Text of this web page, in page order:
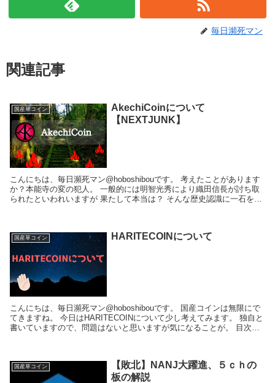
毎日瀕死マン
関連記事
国産草コイン
AkechiCoinについて
【NEXTJUNK】
こんにちは、毎日瀕死マン@hoboshibouです。 考えたことがあります
か？本能寺の変の犯人。 一般的には明智光秀により織田信長が討ち取
られたといわれいますが 果たして本当は？ そんな歴史認識に一石を投
国産草コイン HARITECOINについて
こんにちは、毎日瀕死マン@hoboshibouです。 国産コインは無限にで
てきますね。 今日はHARITECOINについて少し考えてみます。 独自と
書いていますので、問題はないと思いますが気になることが。 目次
国産草コイン
【敗北】NANJ大躍進、５ｃｈの
板の解説